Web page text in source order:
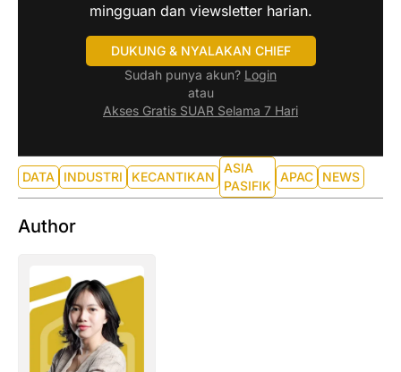
mingguan dan viewsletter harian.
DUKUNG & NYALAKAN CHIEF
Sudah punya akun? Login
atau
Akses Gratis SUAR Selama 7 Hari
DATA INDUSTRI KECANTIKAN
ASIA
PASIFIK
APAC NEWS
Author